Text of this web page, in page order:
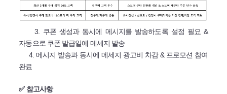
3. 쿠폰 생성과 동시에 메시지를 발송하도록 설정 필요 &
자동으로 쿠폰 발급일에 메세지 발송
4. 메시지 발송과 동시에 메세지 광고비 차감 & 프로모션 참여
완료
✅ 참고사항